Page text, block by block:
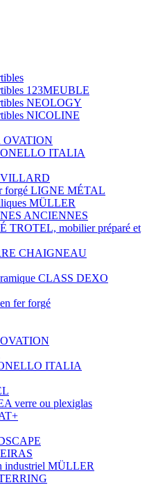
123MEUBLE
NEOLOGY
NICOLINE
OVATION
ITALIA
forgé LIGNE MÉTAL
MÜLLER
ANCIENNES
TROTEL, mobilier préparé et
CHAIGNEAU
CLASS DEXO
fer forgé
ITALIA
verre ou plexiglas
industriel MÜLLER